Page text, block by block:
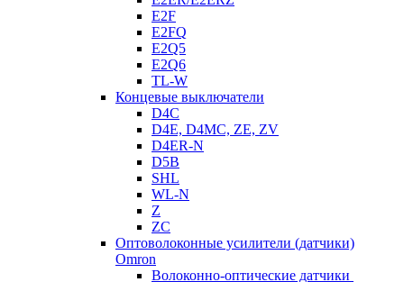
E2F
E2FQ
E2Q5
E2Q6
TL-W
Концевые выключатели
D4C
D4E, D4MC, ZE, ZV
D4ER-N
D5B
SHL
WL-N
Z
ZC
Оптоволоконные усилители (датчики)
Omron
Волоконно-оптические датчики